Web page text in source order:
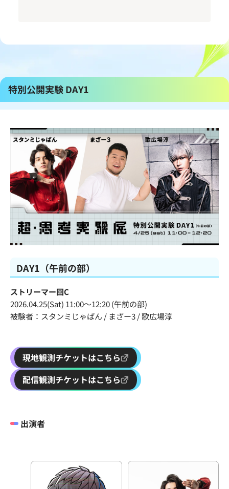
特別公開実験 DAY1
DAY1（午前の部）
ストリーマー回C
2026.04.25(Sat) 11:00〜12:20 (午前の部)
被験者：スタンミじゃぱん / まざー3 / 歌広場淳
現地観測チケットはこちら
配信観測チケットはこちら
出演者